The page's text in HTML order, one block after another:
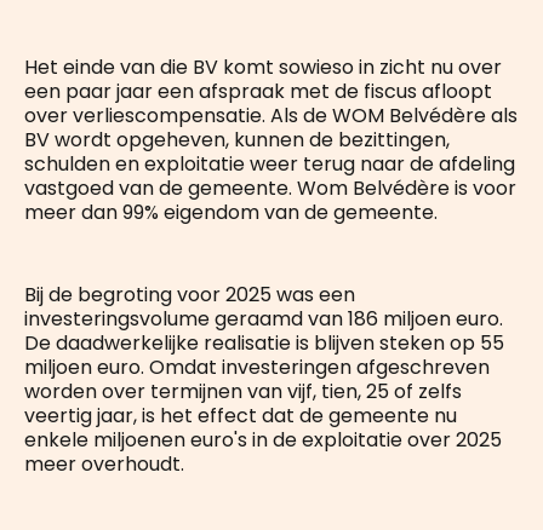
Het einde van die BV komt sowieso in zicht nu over
een paar jaar een afspraak met de fiscus afloopt
over verliescompensatie. Als de WOM Belvédère als
BV wordt opgeheven, kunnen de bezittingen,
schulden en exploitatie weer terug naar de afdeling
vastgoed van de gemeente. Wom Belvédère is voor
meer dan 99% eigendom van de gemeente.
Bij de begroting voor 2025 was een
investeringsvolume geraamd van 186 miljoen euro.
De daadwerkelijke realisatie is blijven steken op 55
miljoen euro. Omdat investeringen afgeschreven
worden over termijnen van vijf, tien, 25 of zelfs
veertig jaar, is het effect dat de gemeente nu
enkele miljoenen euro's in de exploitatie over 2025
meer overhoudt.